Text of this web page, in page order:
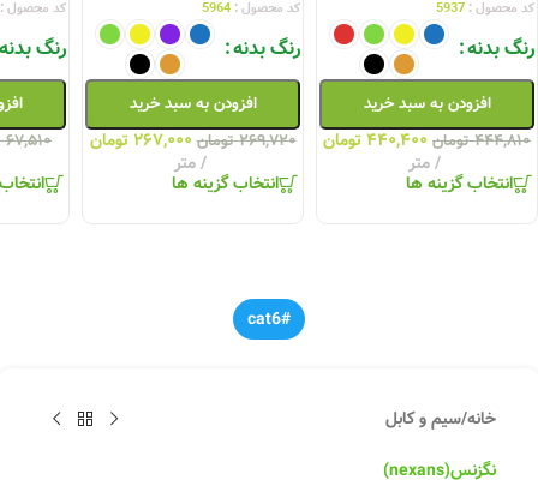
کد محصول : 5937
رنگ بدنه
افزودن به سبد خرید
۴۴۴,۸۱۰ تومان ۴۴۰,۴۰۰ تومان
متر
انتخاب گزینه ها
کد محصول : 5964
رنگ بدنه
افزودن به سبد خرید
۲۶۹,۷۲۰ تومان ۲۶۷,۰۰۰ تومان
متر
انتخاب گزینه ها
کد محصول
رنگ بدنه
۶۷,۵۱۰
#cat6
خانه/سیم و کابل
نگزنس(nexans)